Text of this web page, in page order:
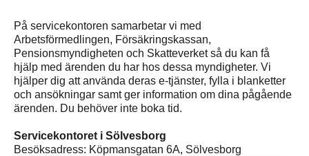
På servicekontoren samarbetar vi med
Arbetsförmedlingen, Försäkringskassan,
Pensionsmyndigheten och Skatteverket så du kan få
hjälp med ärenden du har hos dessa myndigheter. Vi
hjälper dig att använda deras e-tjänster, fylla i blanketter
och ansökningar samt ger information om dina pågående
ärenden. Du behöver inte boka tid.
Servicekontoret i Sölvesborg
Besöksadress: Köpmansgatan 6A, Sölvesborg